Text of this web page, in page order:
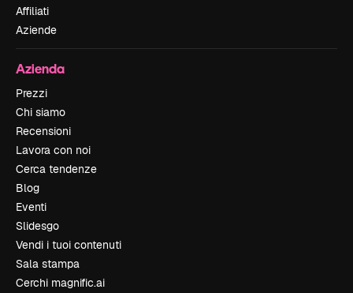
Affiliati
Aziende
Azienda
Prezzi
Chi siamo
Recensioni
Lavora con noi
Cerca tendenze
Blog
Eventi
Slidesgo
Vendi i tuoi contenuti
Sala stampa
Cerchi magnific.ai